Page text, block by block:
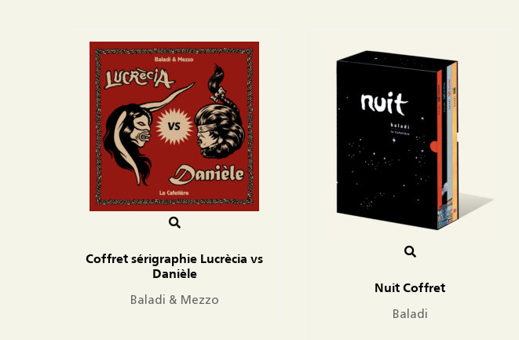
Coffret sérigraphie Lucrècia vs
Danièle
Baladi & Mezzo
Nuit Coffret
Baladi